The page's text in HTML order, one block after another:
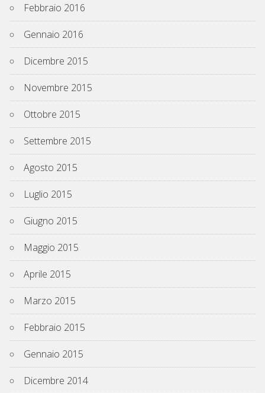
Febbraio 2016
Gennaio 2016
Dicembre 2015
Novembre 2015
Ottobre 2015
Settembre 2015
Agosto 2015
Luglio 2015
Giugno 2015
Maggio 2015
Aprile 2015
Marzo 2015
Febbraio 2015
Gennaio 2015
Dicembre 2014